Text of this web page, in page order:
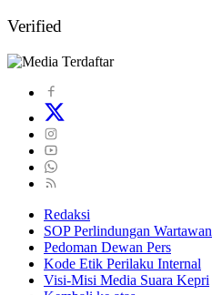
Verified
Redaksi
SOP Perlindungan Wartawan
Pedoman Dewan Pers
Kode Etik Perilaku Internal
Visi-Misi Media Suara Kepri